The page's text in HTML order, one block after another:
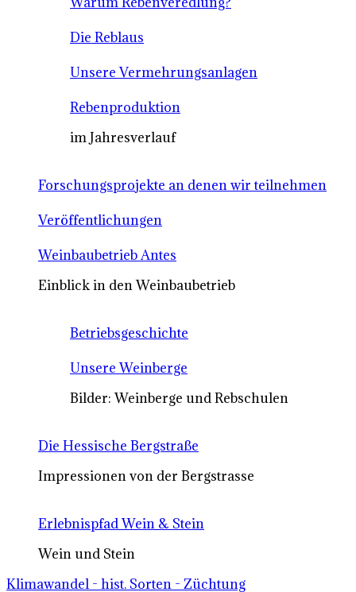
Die Reblaus
Unsere Vermehrungsanlagen
Rebenproduktion
im Jahresverlauf
Forschungsprojekte an denen wir teilnehmen
Veröffentlichungen
Weinbaubetrieb Antes
Einblick in den Weinbaubetrieb
Betriebsgeschichte
Unsere Weinberge
Bilder: Weinberge und Rebschulen
Die Hessische Bergstraße
Impressionen von der Bergstrasse
Erlebnispfad Wein & Stein
Wein und Stein
Klimawandel - hist. Sorten - Züchtung